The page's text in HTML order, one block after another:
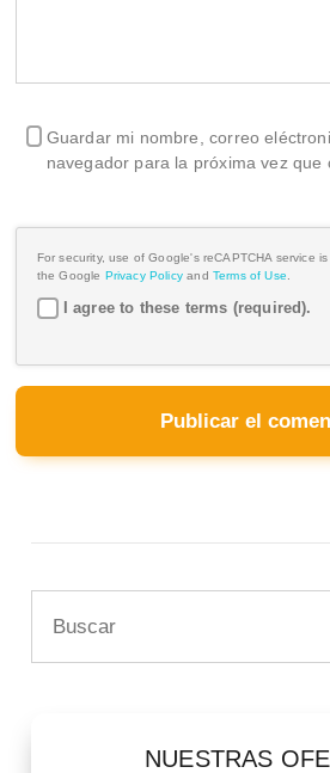
Guardar mi nombre, correo
navegador para la próxima vez que
For security, use of Google's reCAPTCHA service
the Google Privacy Policy and Terms of Use.
I agree to these terms (required).
NUESTRAS